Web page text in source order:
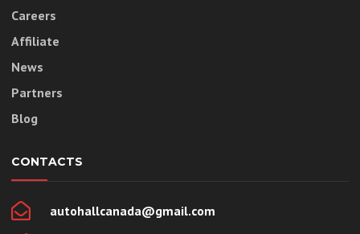
Careers
Affiliate
News
Partners
Blog
CONTACTS
autohallcanada@gmail.com